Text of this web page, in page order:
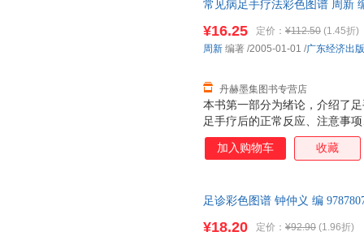
常见病足手疗法彩色图谱 周新
本书第一部分为绪论，介绍了
足手疗后的正常反应、注意事
二部分为各论，介绍了运动系
区图谱及常见病足手疗法治疗
¥16.25 定价： ¥112.50 (1.45折)
丹赫墨集图书专营店
周新 编著 /2005-01-01 /广东经济出
加入购物车 收藏
足诊彩色图谱 钟仲义 编
¥18.20 定价： ¥92.90 (1.96折)